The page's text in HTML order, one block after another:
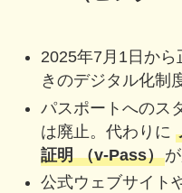
2025年7月1日か
きのデジタル化制
パスポートへのス
は廃止。代わりに
証明 （v‑Pass）
公式ウェブサイト